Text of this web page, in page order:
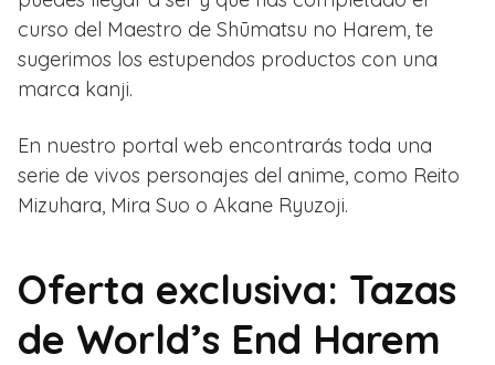
curso del Maestro de Shūmatsu no Harem, te
sugerimos los estupendos productos con una
marca kanji.
En nuestro portal web encontrarás toda una
serie de vivos personajes del anime, como Reito
Mizuhara, Mira Suo o Akane Ryuzoji.
Oferta exclusiva: Tazas
de World’s End Harem